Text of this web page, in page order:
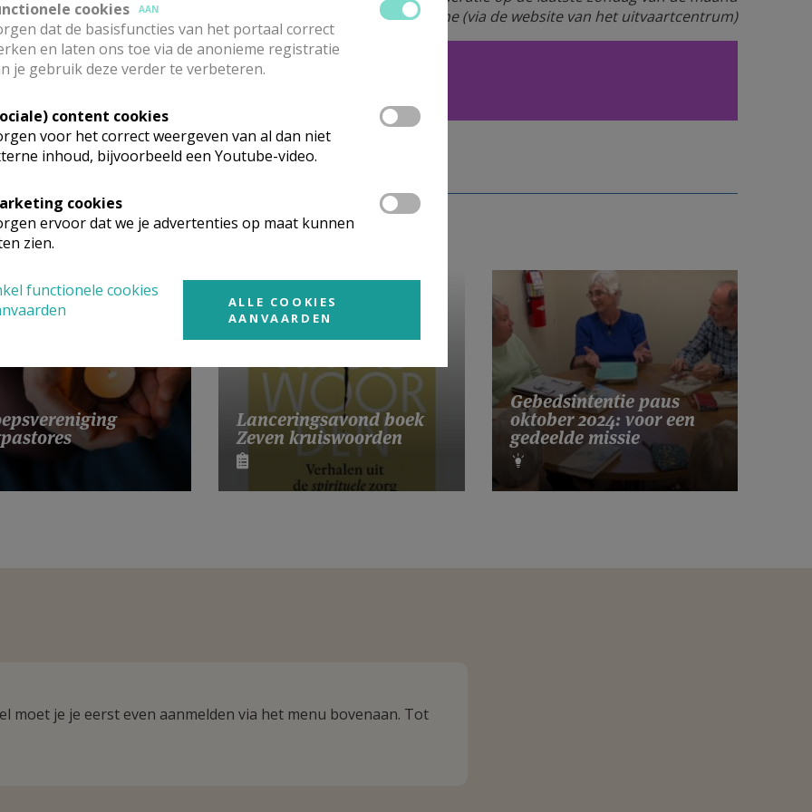
- rouwbrief van de overledene (via de website van het uitvaartcentrum)
Lanceringsavond boek
Zeven kruiswoorden
Gebedsintentie paus
oktober 2024: voor een
gedeelde missie
moet je je eerst even aanmelden via het menu bovenaan. Tot
cookies
AAN
dat de basisfuncties van het portaal correct
en laten ons toe via de anonieme registratie
je gebruik deze verder te verbeteren.
content cookies
voor het correct weergeven van al dan niet
inhoud, bijvoorbeeld een Youtube-video.
cookies
ervoor dat we je advertenties op maat kunnen
zien.
functionele cookies
ALLE COOKIES
AANVAARDEN